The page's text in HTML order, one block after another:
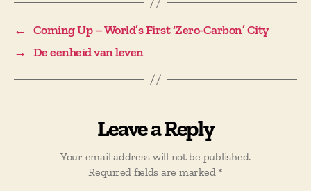
← Coming Up – World’s First ‘Zero-Carbon’ City
→ De eenheid van leven
Leave a Reply
Your email address will not be published.
Required fields are marked *